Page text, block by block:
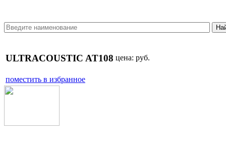
ULTRACOUSTIC AT108 цена: руб.
поместить в избранное